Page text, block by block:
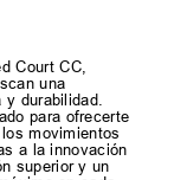
Court CC,
una
durabilidad.
para ofrecerte
movimientos
a la innovación
superior y un